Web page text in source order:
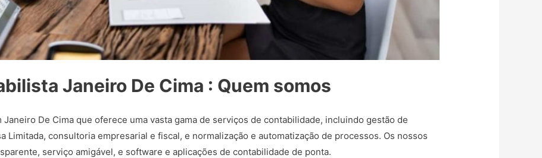
Janeiro De Cima : Quem somos
De Cima que oferece uma vasta gama de serviços de contabilidade, incluindo gestão de
Limitada, consultoria empresarial e fiscal, e normalização e automatização de processos. Os nossos
serviço amigável, e software e aplicações de contabilidade de ponta.